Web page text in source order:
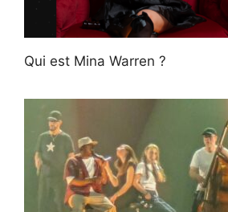
Qui est Mina Warren ?